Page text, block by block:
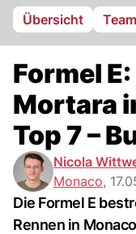
Übersicht
Formel
Mortara
Top 7 –
Nicola
Monaco,
Die Formel E
Rennen in